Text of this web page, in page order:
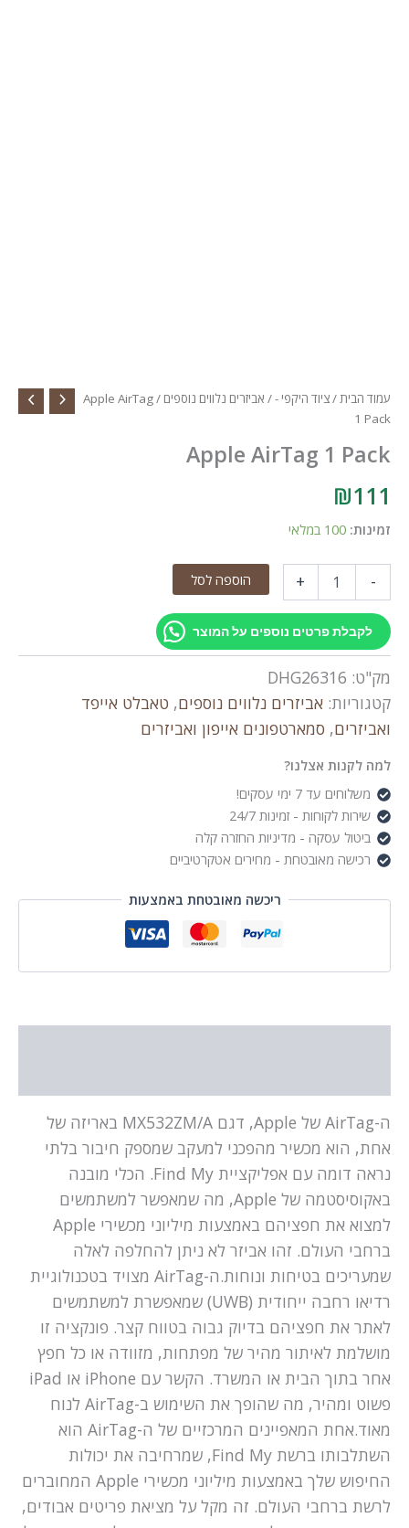
עמוד הבית/ציוד היקפי -/ אביזרים נלווים נוספים
/ Apple AirTag
1 Pack
Apple AirTag 1 Pack
₪111
זמינות: 100 במלאי
-
AirTag
1
+ הוספה לסל
לקבלת פרטים נוספים על המוצר
מק"ט: DHG26316
קטגוריות: אביזרים נלווים נוספים, טאבלט אייפד
ואביזרים, סמארטפונים אייפון ואביזרים
למה לקנות אצלנו?
משלוחים עד 7 ימי עסקים!
שירות לקוחות - זמינות 24/7
ביטול עסקה - מדיניות החזרה קלה
רכישה מאובטחת - מחירים אטקרטיביים
ריכשה מאובטחת באמצעות
ה-AirTag של Apple, דגם MX532ZM/A באריזה של
אחת, הוא מכשיר מהפכני למעקב שמספק חיבור בלתי
נראה דומה עם אפליקציית Find My. הכלי מובנה
באקוסיסטמה של Apple, מה שמאפשר למשתמשים
למצוא את חפציהם באמצעות מיליוני מכשירי Apple
ברחבי העולם. זהו אביזר לא ניתן להחלפה לאלה
שמעריכים בטיחות ונוחות.ה-AirTag מצויד בטכנולוגיית
רדיאו רחבה ייחודית (UWB) שמאפשרת למשתמשים
לאתר את חפציהם בדיוק גבוה בטווח קצר. פונקציה זו
מושלמת לאיתור מהיר של מפתחות, מזוודה או כל חפץ
אחר בתוך הבית או המשרד. הקשר עם iPhone או iPad
פשוט ומהיר, מה שהופך את השימוש ב-AirTag לנוח
מאוד.אחת המאפיינים המרכזיים של ה-AirTag הוא
השתלבותו ברשת Find My, שמרחיבה את יכולות
החיפוש שלך באמצעות מיליוני מכשירי Apple המחוברים
לרשת ברחבי העולם. זה מקל על מציאת פריטים אבודים,